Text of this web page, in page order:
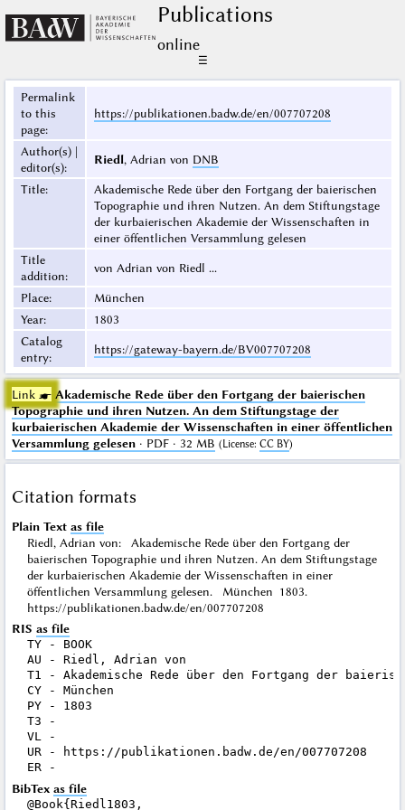
Publications
online
☰
Permalink
to this
page:
https://publikationen.badw.de/en/007707208
Author(s) |
editor(s):
Riedl, Adrian von DNB
Title:
Akademische Rede über den Fortgang der baierischen
Topographie und ihren Nutzen. An dem Stiftungstage
der kurbaierischen Akademie der Wissenschaften in
einer öffentlichen Versammlung gelesen
Title
addition:
von Adrian von Riedl ...
Place:
München
Year:
1803
Catalog
entry:
https://gateway-bayern.de/BV007707208
Link ☛ Akademische Rede über den Fortgang der baierischen
Topographie und ihren Nutzen. An dem Stiftungstage der
kurbaierischen Akademie der Wissenschaften in einer öffentlichen
Versammlung gelesen· PDF · 32 MB (License: CC BY)
Citation formats
Plain Text as file
Riedl, Adrian von: Akademische Rede über den Fortgang der
baierischen Topographie und ihren Nutzen. An dem Stiftungstage
der kurbaierischen Akademie der Wissenschaften in einer
öffentlichen Versammlung gelesen. München 1803.
https://publikationen.badw.de/en/007707208
RIS as file
TY - BOOK
AU - Riedl, Adrian von
T1 - Akademische Rede über den Fortgang der
CY - München
PY - 1803
T3 -
VL -
UR - https://publikationen.badw.de/en/007707208
BibTex as file
@Book{Riedl1803,